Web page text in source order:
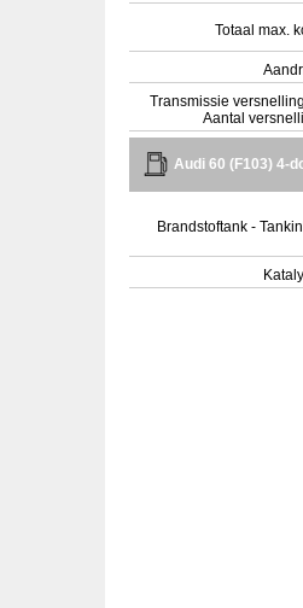
Totaal max.
Transmissie
Aantal
Audi 60 (F103) 4-
Brandstoftank -